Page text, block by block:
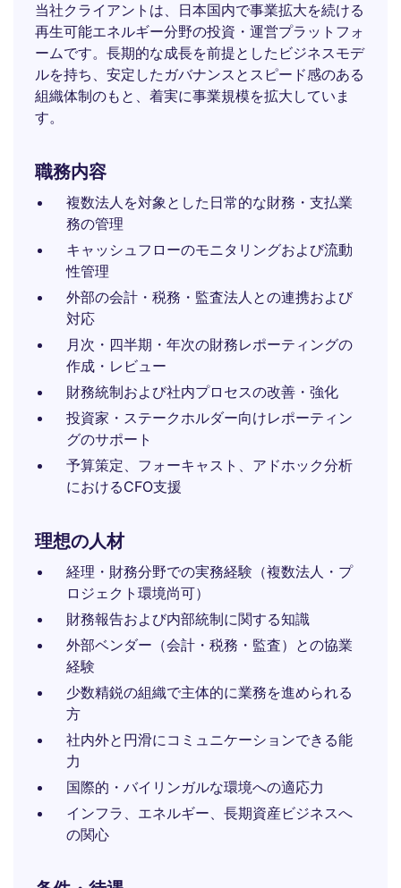
当社クライアントは、日本国内で事業拡大を続ける
再生可能エネルギー分野の投資・運営プラットフォ
ームです。長期的な成長を前提としたビジネスモデ
ルを持ち、安定したガバナンスとスピード感のある
組織体制のもと、着実に事業規模を拡大していま
す。
職務内容
複数法人を対象とした日常的な財務・支払業
務の管理
キャッシュフローのモニタリングおよび流動
性管理
外部の会計・税務・監査法人との連携および
対応
月次・四半期・年次の財務レポーティングの
作成・レビュー
財務統制および社内プロセスの改善・強化
投資家・ステークホルダー向けレポーティン
グのサポート
予算策定、フォーキャスト、アドホック分析
におけるCFO支援
理想の人材
経理・財務分野での実務経験（複数法人・プ
ロジェクト環境尚可）
財務報告および内部統制に関する知識
外部ベンダー（会計・税務・監査）との協業
経験
少数精鋭の組織で主体的に業務を進められる
方
社内外と円滑にコミュニケーションできる能
力
国際的・バイリンガルな環境への適応力
インフラ、エネルギー、長期資産ビジネスへ
の関心